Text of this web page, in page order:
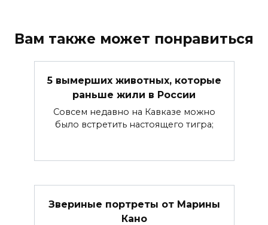
Вам также может понравиться
5 вымерших животных, которые
раньше жили в России
Совсем недавно на Кавказе можно
было встретить настоящего тигра;
Звериные портреты от Марины
Кано